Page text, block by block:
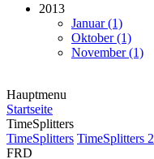
2013
Januar (1)
Oktober (1)
November (1)
Hauptmenu
Startseite
TimeSplitters
TimeSplitters TimeSplitters 2
FRD